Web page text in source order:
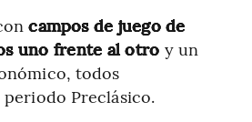
campos de juego de
uno frente al otro y un
todos
Preclásico.